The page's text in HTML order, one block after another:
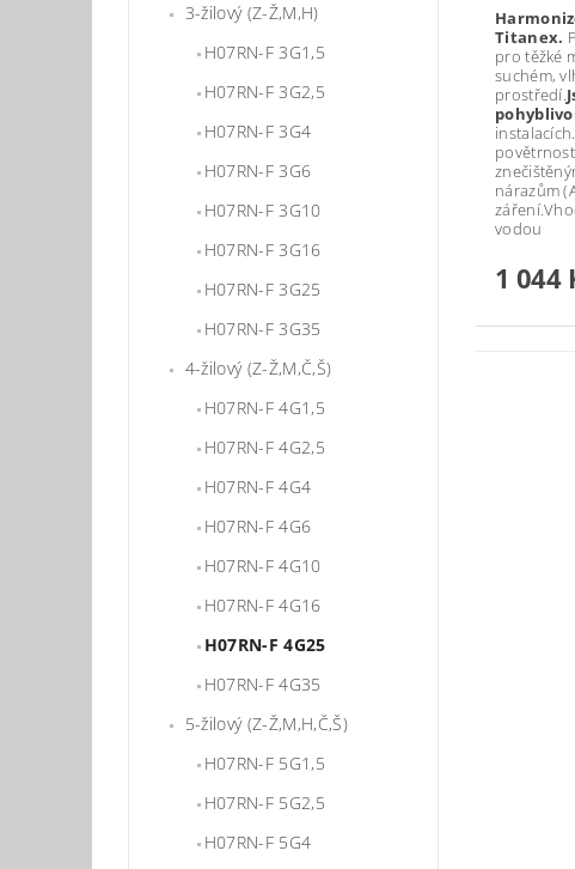
3-žilový (Z-Ž,M,H)
H07RN-F 3G1,5
H07RN-F 3G2,5
H07RN-F 3G4
H07RN-F 3G6
H07RN-F 3G10
H07RN-F 3G16
H07RN-F 3G25
H07RN-F 3G35
4-žilový (Z-Ž,M,Č,Š)
H07RN-F 4G1,5
H07RN-F 4G2,5
H07RN-F 4G4
H07RN-F 4G6
H07RN-F 4G10
H07RN-F 4G16
H07RN-F 4G25
H07RN-F 4G35
5-žilový (Z-Ž,M,H,Č,Š)
H07RN-F 5G1,5
H07RN-F 5G2,5
H07RN-F 5G4
Titanex.
pro těžké
suchém,
prostředí.
nárazům
vodou
1 044